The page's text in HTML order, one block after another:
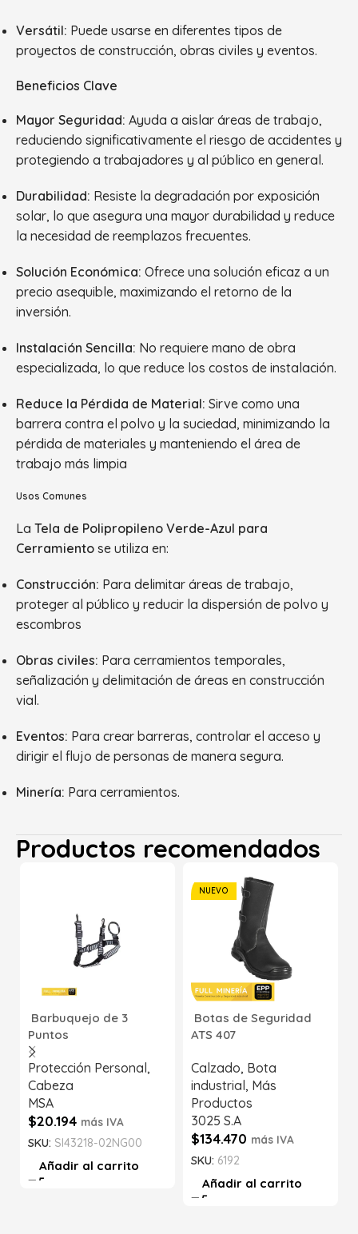
Versátil: Puede usarse en diferentes tipos de
proyectos de construcción, obras civiles y eventos.
Beneficios Clave
Mayor Seguridad: Ayuda a aislar áreas de trabajo,
reduciendo significativamente el riesgo de accidentes y
protegiendo a trabajadores y al público en general.
Durabilidad: Resiste la degradación por exposición
solar, lo que asegura una mayor durabilidad y reduce
la necesidad de reemplazos frecuentes.
Solución Económica: Ofrece una solución eficaz a un
precio asequible, maximizando el retorno de la
inversión.
Instalación Sencilla: No requiere mano de obra
especializada, lo que reduce los costos de instalación.
Reduce la Pérdida de Material: Sirve como una
barrera contra el polvo y la suciedad, minimizando la
pérdida de materiales y manteniendo el área de
trabajo más limpia
Usos Comunes
La Tela de Polipropileno Verde-Azul para
Cerramiento se utiliza en:
Construcción: Para delimitar áreas de trabajo,
proteger al público y reducir la dispersión de polvo y
escombros
Obras civiles: Para cerramientos temporales,
señalización y delimitación de áreas en construcción
vial.
Eventos: Para crear barreras, controlar el acceso y
dirigir el flujo de personas de manera segura.
Minería: Para cerramientos.
Productos recomendados
Barbuquejo de 3
Puntos
Protección Personal,
Cabeza
MSA
$20.194 más IVA
SKU: SI43218-02NG00
Añadir al carrito
NUEVO
Botas de Seguridad
ATS 407
Calzado, Bota
industrial, Más
Productos
3025 S.A
$134.470 más IVA
SKU: 6192
Añadir al carrito